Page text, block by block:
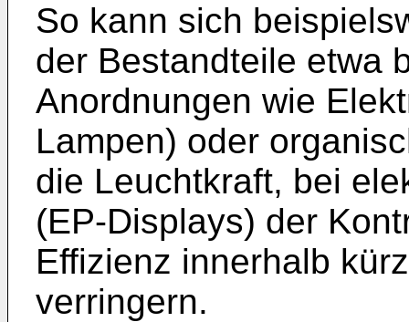
So kann sich
der Bestandteile etwa
Anordnungen wie
Lampen) oder
die Leuchtkraft, bei
(EP-Displays) der
Effizienz innerhalb
verringern.